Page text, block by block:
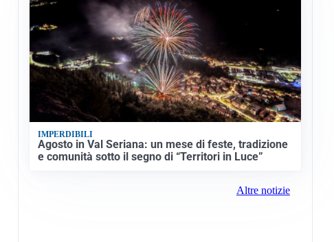
IMPERDIBILI
Agosto in Val Seriana: un mese di feste, tradizione
e comunità sotto il segno di “Territori in Luce”
Altre notizie